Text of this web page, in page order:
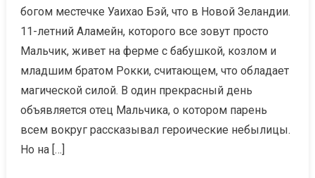
богом местечке Уаихао Бэй, что в Новой Зеландии.
11-летний Аламейн, которого все зовут просто
Мальчик, живет на ферме с бабушкой, козлом и
младшим братом Рокки, считающем, что обладает
магической силой. В один прекрасный день
объявляется отец Мальчика, о котором парень
всем вокруг рассказывал героические небылицы.
Но на […]